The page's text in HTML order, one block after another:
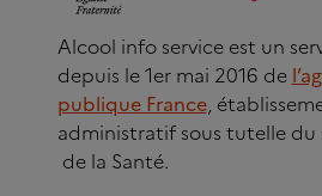
Alcool info service est un
depuis le 1er mai 2016 de
publique France,
administratif sous tutelle du
de la Santé.